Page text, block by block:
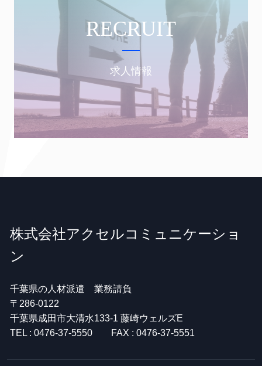
RECRUIT
求人情報
株式会社アクセルコミュニケーショ
ン
千葉県の人材派遣 業務請負
〒286-0122
千葉県成田市大清水133-1 藤崎ウェルズE
TEL : 0476-37-5550 FAX : 0476-37-5551